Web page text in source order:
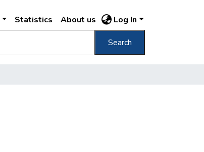
Statistics About us Log In
Search